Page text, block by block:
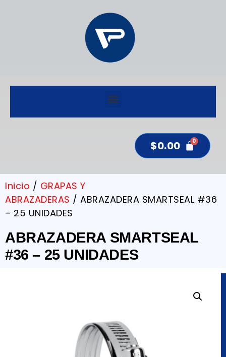
$0.00
Inicio / GRAPAS Y
ABRAZADERAS / ABRAZADERA SMARTSEAL #36
– 25 UNIDADES
ABRAZADERA SMARTSEAL
#36 – 25 UNIDADES